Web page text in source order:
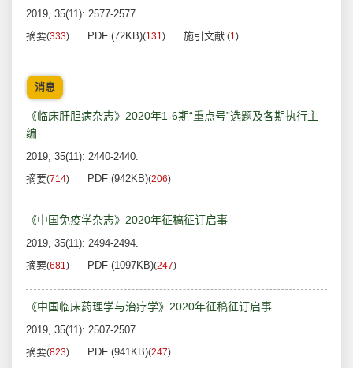
2019, 35(11): 2577-2577.
摘要(333) PDF (72KB)(131) 施引文献 (1)
消息
《临床肝胆病杂志》2020年1-6期“重点号”选题及各期执行主
编
2019, 35(11): 2440-2440.
摘要(714) PDF (942KB)(206)
《中国免疫学杂志》2020年征稿征订启事
2019, 35(11): 2494-2494.
摘要(681) PDF (1097KB)(247)
《中国临床药理学与治疗学》2020年征稿征订启事
2019, 35(11): 2507-2507.
摘要(823) PDF (941KB)(247)